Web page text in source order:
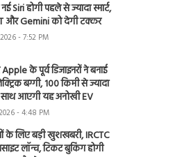
Siri होगी पहले से ज्यादा स्मार्ट,
और Gemini को देगी टक्कर
- 7:52 PM
के पूर्व डिजाइनरों ने बनाई
बग्गी, 100 किमी से ज्यादा
आएगी यह अनोखी EV
- 4:48 PM
के लिए बड़ी खुशखबरी, IRCTC
लॉन्च, टिकट बुकिंग होगी